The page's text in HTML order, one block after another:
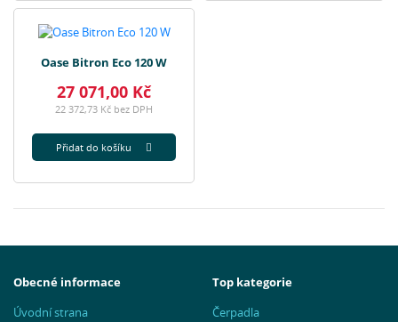
Oase Bitron Eco 120 W
27 071,00 Kč
22 372,73 Kč bez DPH
Přidat do košíku
Obecné informace
Úvodní strana
Top kategorie
Čerpadla